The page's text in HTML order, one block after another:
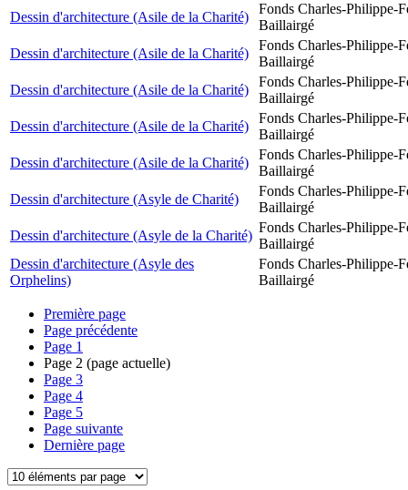
Dessin d'architecture (Asile de la Charité)
Fonds Charles-Philippe-
Baillairgé
Dessin d'architecture (Asile de la Charité)
Fonds Charles-Philippe-
Baillairgé
Dessin d'architecture (Asile de la Charité)
Fonds Charles-Philippe-
Baillairgé
Dessin d'architecture (Asile de la Charité)
Fonds Charles-Philippe-
Baillairgé
Dessin d'architecture (Asile de la Charité)
Fonds Charles-Philippe-
Baillairgé
Dessin d'architecture (Asyle de Charité)
Fonds Charles-Philippe-
Baillairgé
Dessin d'architecture (Asyle de la Charité)
Fonds Charles-Philippe-
Baillairgé
Dessin d'architecture (Asyle des
Orphelins)
Fonds Charles-Philippe-
Baillairgé
Première page
Page précédente
Page 1
Page 2 (page actuelle)
Page 3
Page 4
Page 5
Page suivante
Dernière page